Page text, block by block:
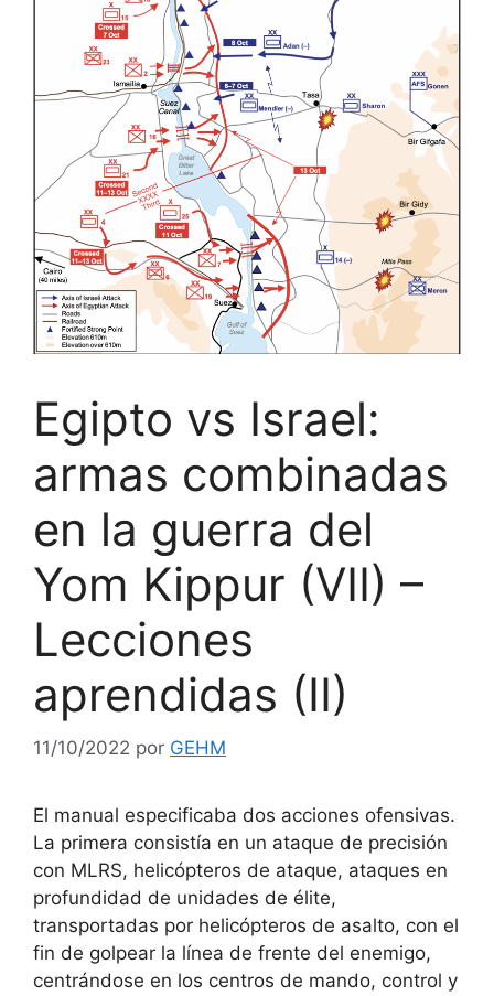
Egipto vs Israel:
armas combinadas
en la guerra del
Yom Kippur (VII) –
Lecciones
aprendidas (II)
11/10/2022 por GEHM
El manual especificaba dos acciones ofensivas.
La primera consistía en un ataque de precisión
con MLRS, helicópteros de ataque, ataques en
profundidad de unidades de élite,
transportadas por helicópteros de asalto, con el
fin de golpear la línea de frente del enemigo,
centrándose en los centros de mando, control y